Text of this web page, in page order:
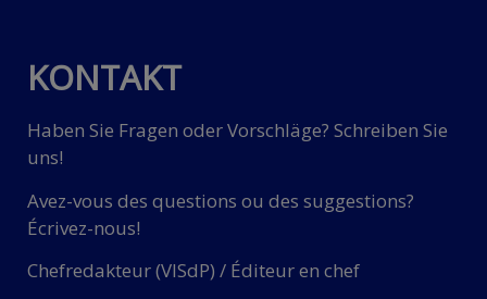
KONTAKT
Haben Sie Fragen oder Vorschläge? Schreiben Sie
uns!
Avez-vous des questions ou des suggestions?
Écrivez-nous!
Chefredakteur (VISdP) / Éditeur en chef